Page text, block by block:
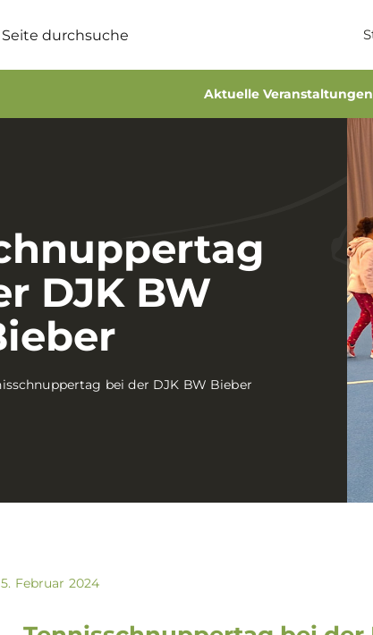
Aktuelle Veranstaltungen
DJK BW
bei der DJK BW Bieber
Februar 2024